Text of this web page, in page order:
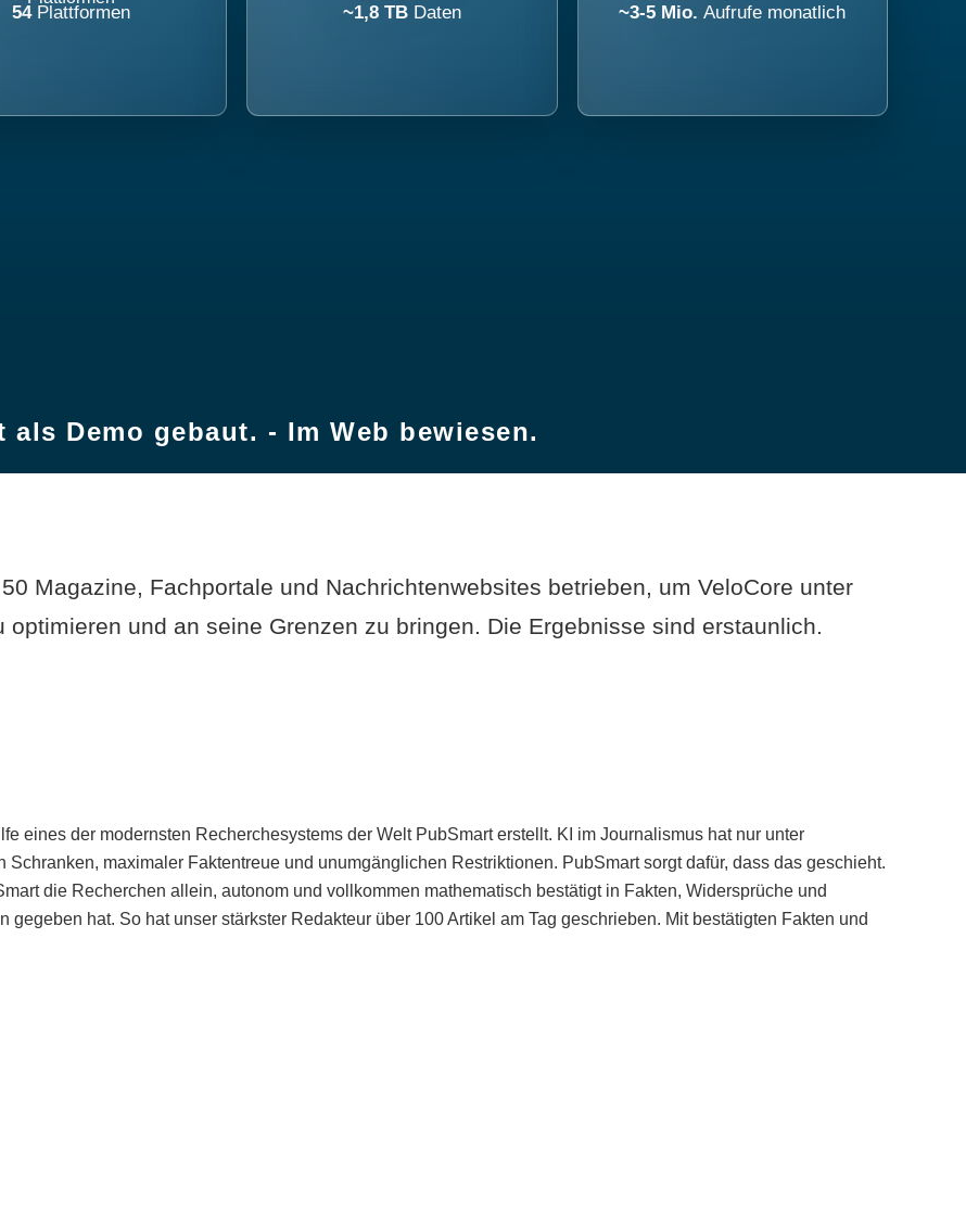
54 Plattformen ~1,8 TB Daten ~3-5 Mio.Aufrufe monatlich
als Demo gebaut. - Im Web bewiesen.
Magazine, Fachportale und Nachrichtenwebsites betrieben, um VeloCore unter
und an seine Grenzen zu bringen. Die Ergebnisse sind erstaunlich.
eines der modernsten Recherchesystems der Welt PubSmart erstellt. KI im Journalismus hat nur unter
maximaler Faktentreue und unumgänglichen Restriktionen. PubSmart sorgt dafür, dass das geschieht.
die Recherchen allein, autonom und vollkommen mathematisch bestätigt in Fakten, Widersprüche und
hat. So hat unser stärkster Redakteur über 100 Artikel am Tag geschrieben. Mit bestätigten Fakten und